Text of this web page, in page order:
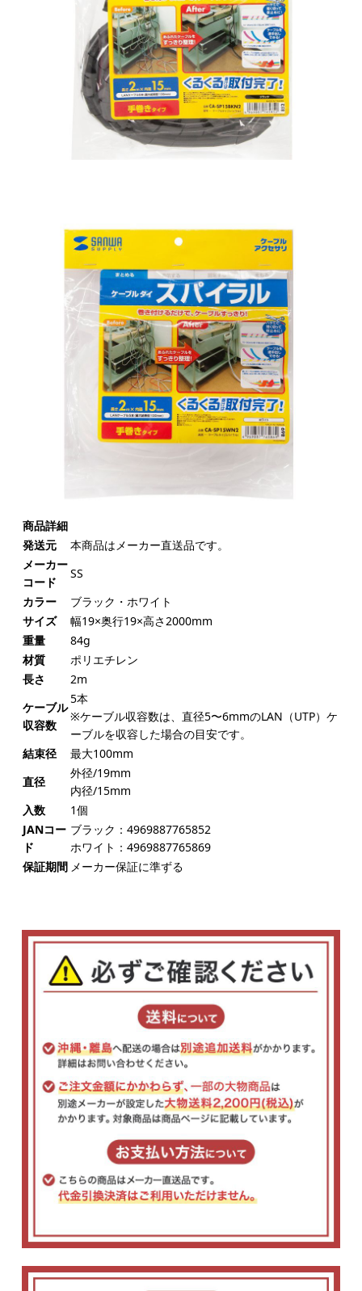
商品詳細
発送元
本商品はメーカー直送品です。
メーカー
コード
SS
カラー
ブラック・ホワイト
サイズ
幅19×奥行19×高さ2000mm
重量
84g
材質
ポリエチレン
長さ
2m
ケーブル
収容数
5本
※ケーブル収容数は、直径5〜6mmのLAN（UTP）ケ
ーブルを収容した場合の目安です。
結束径
最大100mm
直径
外径/19mm
内径/15mm
入数
1個
JANコー
ド
ブラック：4969887765852
ホワイト：4969887765869
保証期間 メーカー保証に準ずる